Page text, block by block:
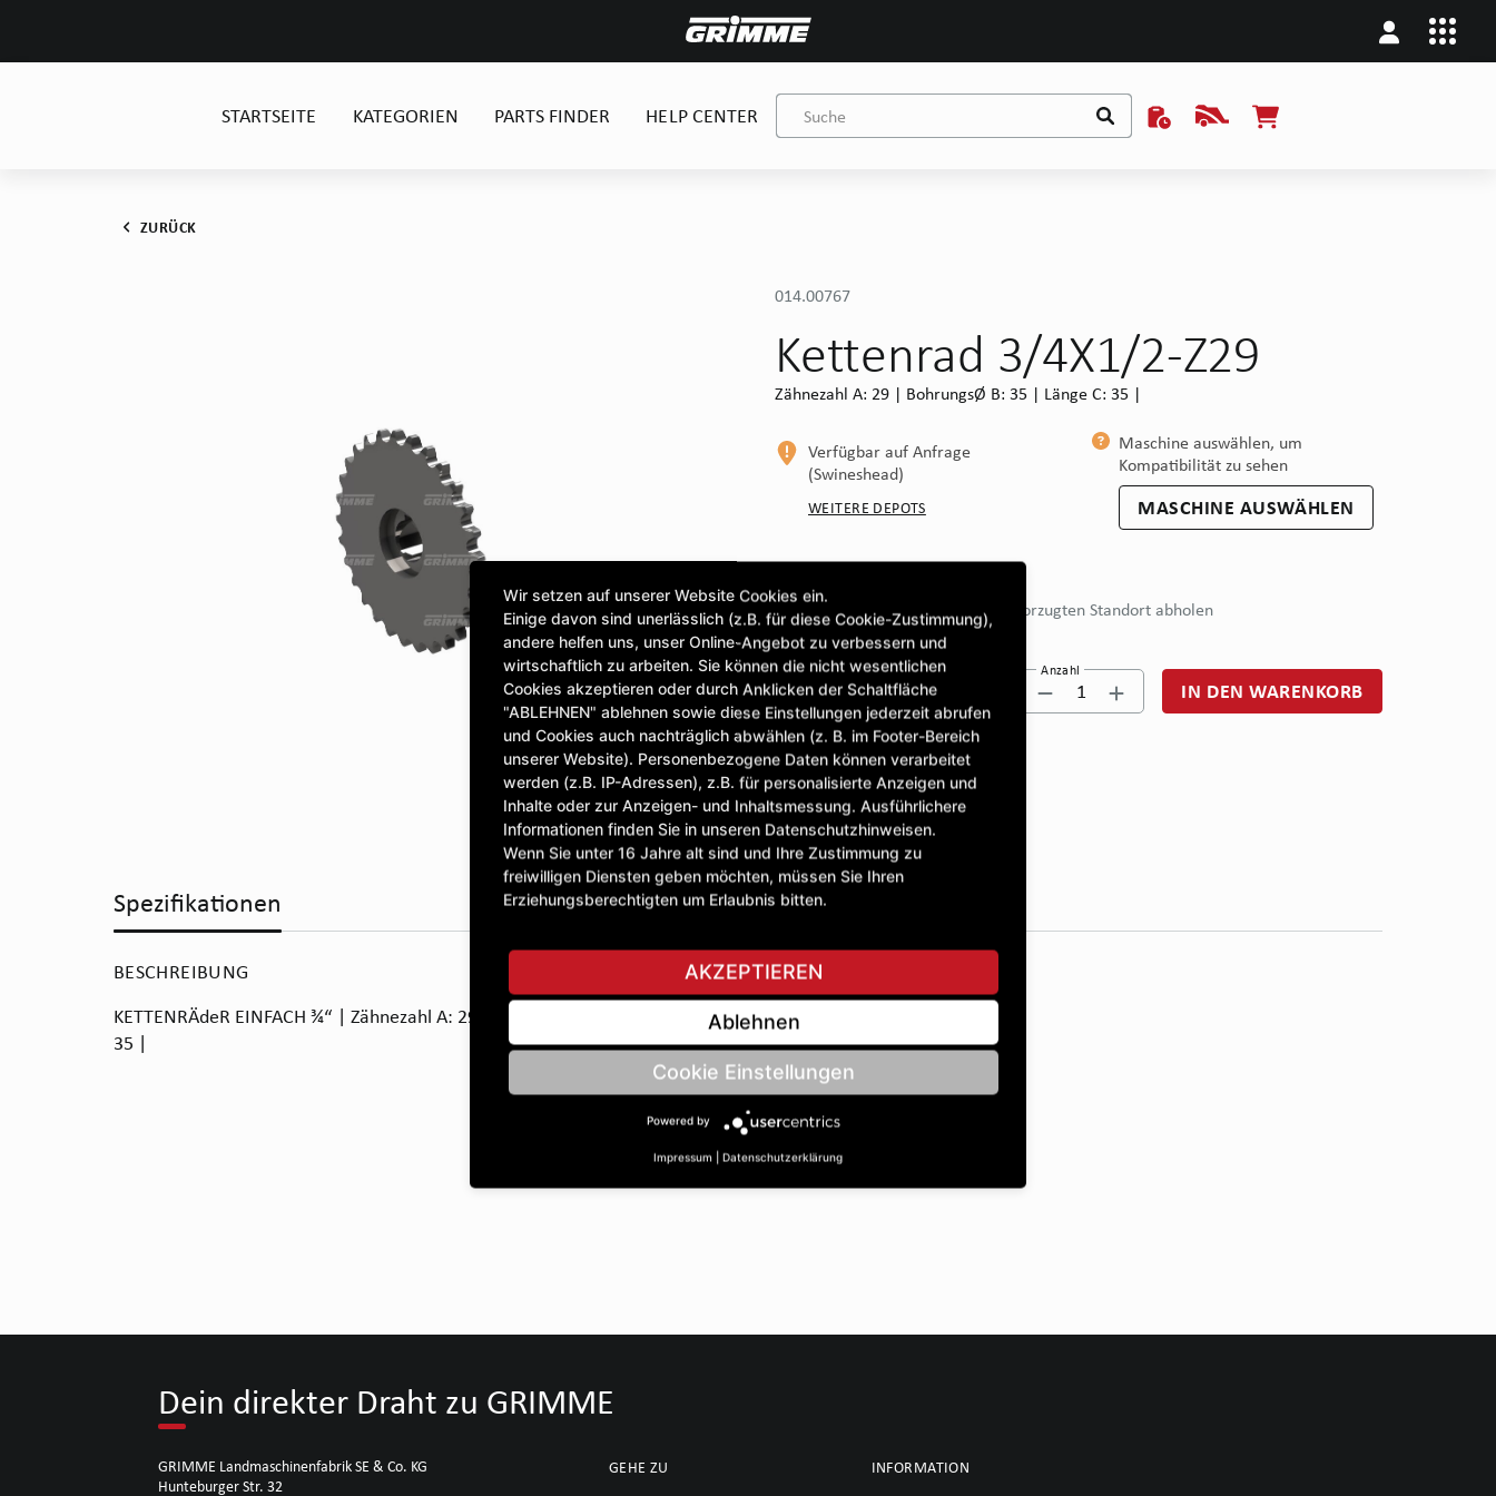
STARTSEITE KATEGORIEN PARTS FINDER HELP CENTER
ZURÜCK
014.00767
Kettenrad 3/4X1/2-Z29
Zähnezahl A: 29 | BohrungsØ B: 35 | Länge C: 35 |
Verfügbar auf Anfrage
(Swineshead)
WEITERE DEPOTS
Maschine auswählen, um
Kompatibilität zu sehen
MASCHINE AUSWÄHLEN
CLICK & COLLECT
Bestellungen bei Deinem bevorzugten Standort abholen
126,56 £
exkl. MwSt.
Anzahl
1 IN DEN WARENKORB
STELLE EINE FRAGE
Spezifikationen
BESCHREIBUNG
KETTENRÄdeR EINFACH ¾“ | Zähnezahl A: 29 | BohrungsØ B: 35 | Länge C:
35 |
Dein direkter Draht zu GRIMME
GRIMME Landmaschinenfabrik SE & Co. KG
Hunteburger Str. 32
GEHE ZU INFORMATION
Wir setzen auf unserer Website Cookies ein.
Einige davon sind unerlässlich (z.B. für diese Cookie-Zustimmung),
andere helfen uns, unser Online-Angebot zu verbessern und
wirtschaftlich zu arbeiten. Sie können die nicht wesentlichen
Cookies akzeptieren oder durch Anklicken der Schaltfläche
"ABLEHNEN" ablehnen sowie diese Einstellungen jederzeit abrufen
und Cookies auch nachträglich abwählen (z. B. im Footer-Bereich
unserer Website). Personenbezogene Daten können verarbeitet
werden (z.B. IP-Adressen), z.B. für personalisierte Anzeigen und
Inhalte oder zur Anzeigen- und Inhaltsmessung. Ausführlichere
Informationen finden Sie in unseren Datenschutzhinweisen.
Wenn Sie unter 16 Jahre alt sind und Ihre Zustimmung zu
freiwilligen Diensten geben möchten, müssen Sie Ihren
Erziehungsberechtigten um Erlaubnis bitten.
AKZEPTIEREN
Ablehnen
Cookie Einstellungen
Powered by
Impressum | Datenschutzerklärung